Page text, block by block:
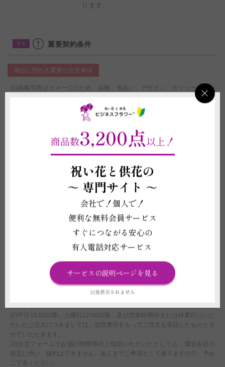
ります。
2-4 重要契約条件
商品に関わる重要な注意事項
(1)掲載写真はイメージのため、品種、色あい、デザイン、ボリューム感な
どは状況により差異がございます。また、メッセージカードやラッピング資
材等の形状や素材等は掲載イメージ写真と異なる場合がございます。これら
イメージ写真と現物との違いを理由とする返品、返金、交換、その他の請求
(2)花瓶は強い衝撃を与えると傷やへこみが生じることや破損することがご
ざいますので、お取り扱いにはご注意ください。また、ベンジンやシンナー
等の有機溶剤、ガラスコーティング剤はケミカルクラックを誘発する恐れが
ございますので使用しないでください。
(3)受注制作（オーダー）のため、商品作成後の変更・取り消しを承ること
ができません。制作開始後に、万が一ご注文をお取り消しされた場合も代金
はご注文者様に全額負担いただきます。
(4)オンラインギフトの有効期限（発行から6か月間）の管理については当店
効期限が切れた場合も一切の補償はいたしかねますので、予めご了承くださ
配送に関わる重要な注意事項
(1)北海道・沖縄へのお届けは別途1,000円（税別）の追加送料オプションの
付帯購入が必要になります。お買い物カート内ご注文情報入力ページの＜商
品付帯サービス＞にて、追加送料オプションのご購入をお願いいたします。
購入をお忘れになれれた場合は、当店にて請求金額の追加変更をさせていた
(2)平日15:00以降、土曜日12:00以降、及び営業時間外または休業日にいた
だいたご注文につきましては、翌営業日をもってご注文を承諾したものとさ
せていただきます。
(3)注文フォームでお届け時間帯のご指定いただいたとしても、運送会社の
規定に伴い、確約はできません。あくまでご希望として承りますので、予め
ご了承ください。
商品数3,200点以上！
祝い花と供花の
～ 専門サイト ～
会社で！個人で！
便利な無料会員サービス
すぐにつながる安心の
有人電話対応サービス
サービスの説明ページを見る
以後表示されません